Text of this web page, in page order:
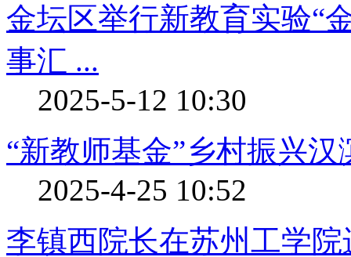
金坛区举行新教育实验“
事汇 ...
2025-5-12 10:30
“新教师基金”乡村振兴
2025-4-25 10:52
李镇西院长在苏州工学